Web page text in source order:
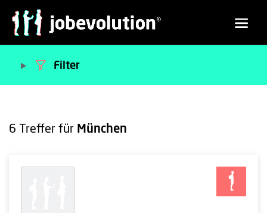
Filter
6 Treffer für München